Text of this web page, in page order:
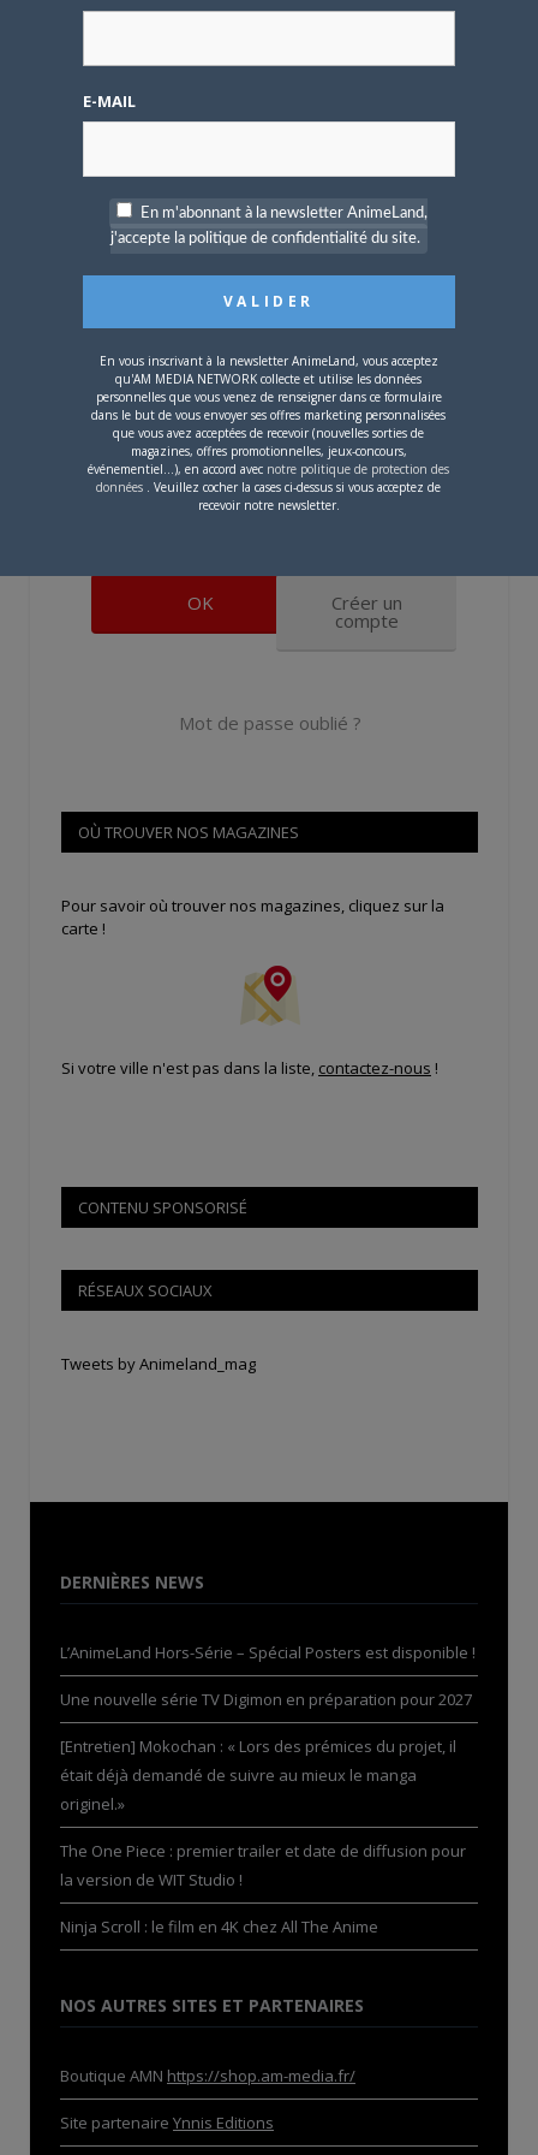
Additional Forum Statistics
Welcome to our newest member,Blanchet
Most users ever online was 8 on 6 June 2016 17 h 13 min
Nom d'utilisateur ou adresse e-mail
Mot de passe
Créer un
compte
Mot de passe oublié ?
OÙ TROUVER NOS MAGAZINES
Pour savoir où trouver nos magazines, cliquez sur la
carte !
Si votre ville n'est pas dans la liste, contactez-nous !
CONTENU SPONSORISÉ
RÉSEAUX SOCIAUX
Tweets by Animeland_mag
DERNIÈRES NEWS
L’AnimeLand Hors-Série – Spécial Posters est disponible !
Une nouvelle série TV Digimon en préparation pour 2027
[Entretien] Mokochan : « Lors des prémices du projet, il
était déjà demandé de suivre au mieux le manga
originel.»
The One Piece : premier trailer et date de diffusion pour
la version de WIT Studio !
Ninja Scroll : le film en 4K chez All The Anime
NOS AUTRES SITES ET PARTENAIRES
Boutique AMN https://shop.am-media.fr/
Site partenaire Ynnis Editions
E-MAIL
En m'abonnant à la newsletter AnimeLand,
j'accepte la politique de confidentialité du site.
En vous inscrivant à la newsletter AnimeLand, vous acceptez
qu'AM MEDIA NETWORK collecte et utilise les données
personnelles que vous venez de renseigner dans ce formulaire
dans le but de vous envoyer ses offres marketing personnalisées
que vous avez acceptées de recevoir (nouvelles sorties de
magazines, offres promotionnelles, jeux-concours,
événementiel...), en accord avec notre politique de protection des
données . Veuillez cocher la cases ci-dessus si vous acceptez de
recevoir notre newsletter.